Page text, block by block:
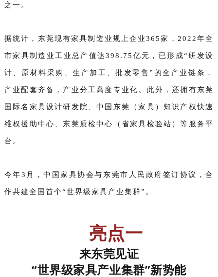
之一。
据统计，东莞现有家具制造业规上企业365家，2022年全
市家具制造业工业总产值达398.75亿元，已形成“研发设
计、原材料采购、生产加工、批发零售”的全产业链条，
产业配套齐备，产业分工高度专业化。此外，还拥有东莞
国际名家具设计研发院、中国东莞（家具）知识产权快速
维权援助中心、东莞质检中心（省家具检验站）等服务平
台。
今年3月，中国家具协会与东莞市人民政府签订协议，合
作共建全国首个“世界级家具产业集群”。
亮点一
来东莞见证
“世界级家具产业集群”新势能